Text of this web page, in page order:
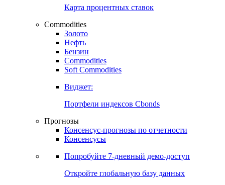
Карта процентных ставок
Commodities
Золото
Нефть
Бензин
Commodities
Soft Commodities
Виджет:
Портфели индексов Cbonds
Прогнозы
Консенсус-прогнозы по отчетности
Консенсусы
Попробуйте 7-дневный демо-доступ
Откройте глобальную базу данных